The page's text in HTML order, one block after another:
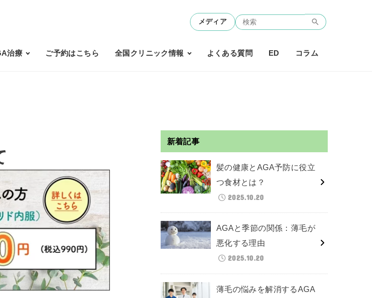
メディア
治療 ご予約はこちら 全国クリニック情報 よくある質問 ED コラム
新着記事
髪の健康とAGA予防に役立
つ食材とは？
2025.10.20
AGAと季節の関係：薄毛が
悪化する理由
2025.10.20
薄毛の悩みを解消するAGA